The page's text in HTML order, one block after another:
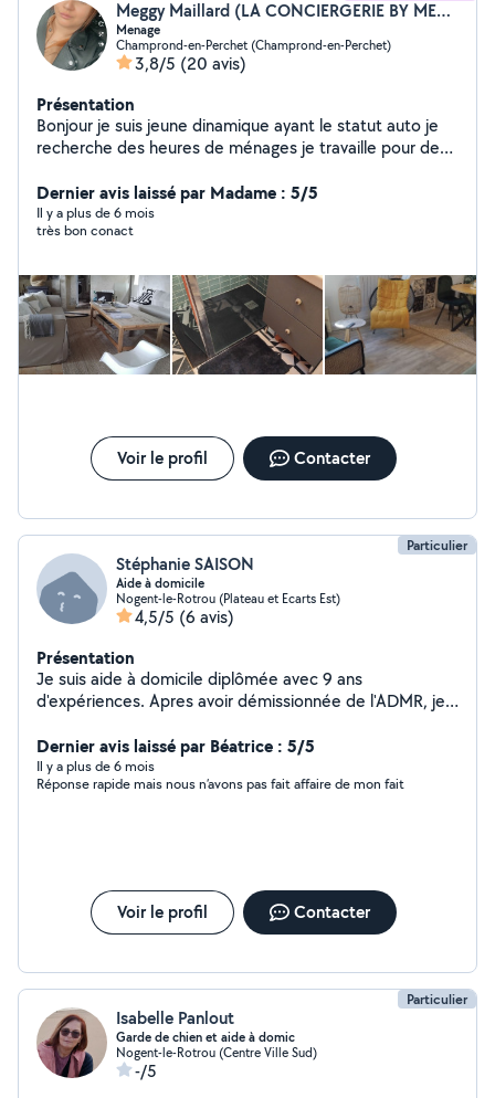
Meggy Maillard (LA CONCIERGERIE BY MEGGY)
Menage
Champrond-en-Perchet (Champrond-en-Perchet)
3,8/5 (20 avis)
Présentation
Bonjour je suis jeune dinamique ayant le statut auto je
recherche des heures de ménages je travaille pour des
Dernier avis laissé par Madame : 5/5
Il y a plus de 6 mois
très bon conact
Voir le profil Contacter
Particulier
Stéphanie SAISON
Aide à domicile
Nogent-le-Rotrou (Plateau et Ecarts Est)
4,5/5 (6 avis)
Présentation
Je suis aide à domicile diplômée avec 9 ans
d'expériences. Apres avoir démissionnée de l'ADMR, je
le rotrou je me déplace dans les villages des alentours.
J'effectue avec sérieux l'entretien des logement, le
repassage, les courses... Restant à votre disposition
Dernier avis laissé par Béatrice : 5/5
Il y a plus de 6 mois
Réponse rapide mais nous n’avons pas fait affaire de mon fait
Voir le profil Contacter
Particulier
Isabelle Panlout
Garde de chien et aide à domic
Nogent-le-Rotrou (Centre Ville Sud)
-/5